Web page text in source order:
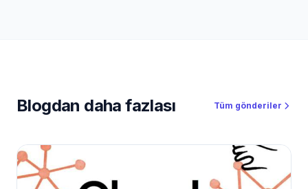
Blogdan daha fazlası Tüm gönderiler